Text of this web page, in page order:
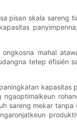
pisan skala sareng
mahal
tetep éfisién
sareng mekar